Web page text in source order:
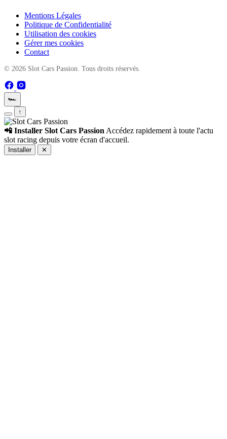
Mentions Légales
Politique de Confidentialité
Utilisation des cookies
Gérer mes cookies
Contact
© 2026 Slot Cars Passion. Tous droits réservés.
🏎️
↑
📲 Installer Slot Cars Passion Accédez rapidement à toute l'actu
slot racing depuis votre écran d'accueil.
Installer ✕